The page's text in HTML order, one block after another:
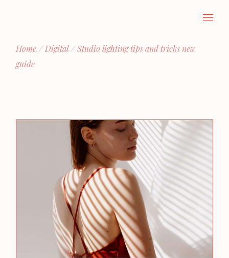
Home Digital
Studio lighting tips and tricks new
guide